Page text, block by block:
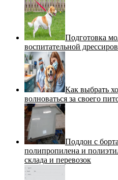
Подготовка
воспитательной
Как выбрать
волноваться за своего
Поддон с
полипропилена и
склада и перевозок